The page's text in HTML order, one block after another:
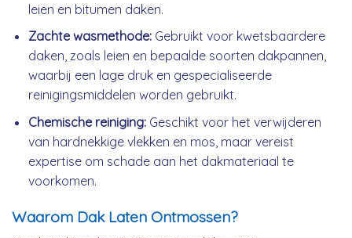
leien en bitumen daken.
Zachte wasmethode:Gebruikt voor kwetsbaardere
daken, zoals leien en bepaalde soorten dakpannen,
waarbij een lage druk en gespecialiseerde
reinigingsmiddelen worden gebruikt.
Chemische reiniging:Geschikt voor het verwijderen
van hardnekkige vlekken en mos, maar vereist
expertise om schade aan het dakmateriaal te
voorkomen.
Waarom Dak Laten Ontmossen?